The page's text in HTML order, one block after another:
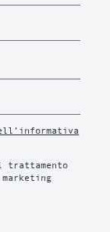
trattamento